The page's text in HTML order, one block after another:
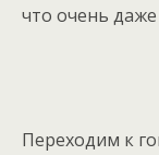
что очень
Переходим к